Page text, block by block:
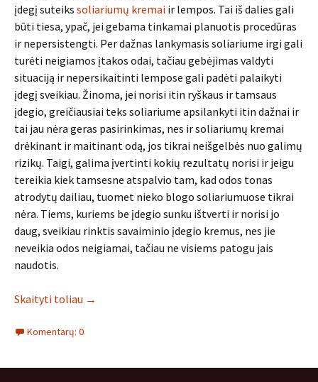
įdegį suteiks soliariumų kremai ir lempos. Tai iš dalies gali
būti tiesa, ypač, jei gebama tinkamai planuotis procedūras
ir nepersistengti. Per dažnas lankymasis soliariume irgi gali
turėti neigiamos įtakos odai, tačiau gebėjimas valdyti
situaciją ir nepersikaitinti lempose gali padėti palaikyti
įdegį sveikiau. Žinoma, jei norisi itin ryškaus ir tamsaus
įdegio, greičiausiai teks soliariume apsilankyti itin dažnai ir
tai jau nėra geras pasirinkimas, nes ir soliariumų kremai
drėkinant ir maitinant odą, jos tikrai neišgelbės nuo galimų
rizikų. Taigi, galima įvertinti kokių rezultatų norisi ir jeigu
tereikia kiek tamsesne atspalvio tam, kad odos tonas
atrodytų dailiau, tuomet nieko blogo soliariumuose tikrai
nėra. Tiems, kuriems be įdegio sunku ištverti ir norisi jo
daug, sveikiau rinktis savaiminio įdegio kremus, nes jie
neveikia odos neigiamai, tačiau ne visiems patogu jais
naudotis.
Skaityti toliau →
Komentarų: 0